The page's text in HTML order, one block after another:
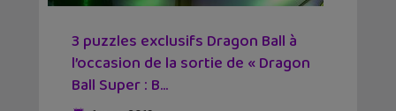
3 puzzles exclusifs Dragon Ball à
l’occasion de la sortie de « Dragon
Ball Super : B...